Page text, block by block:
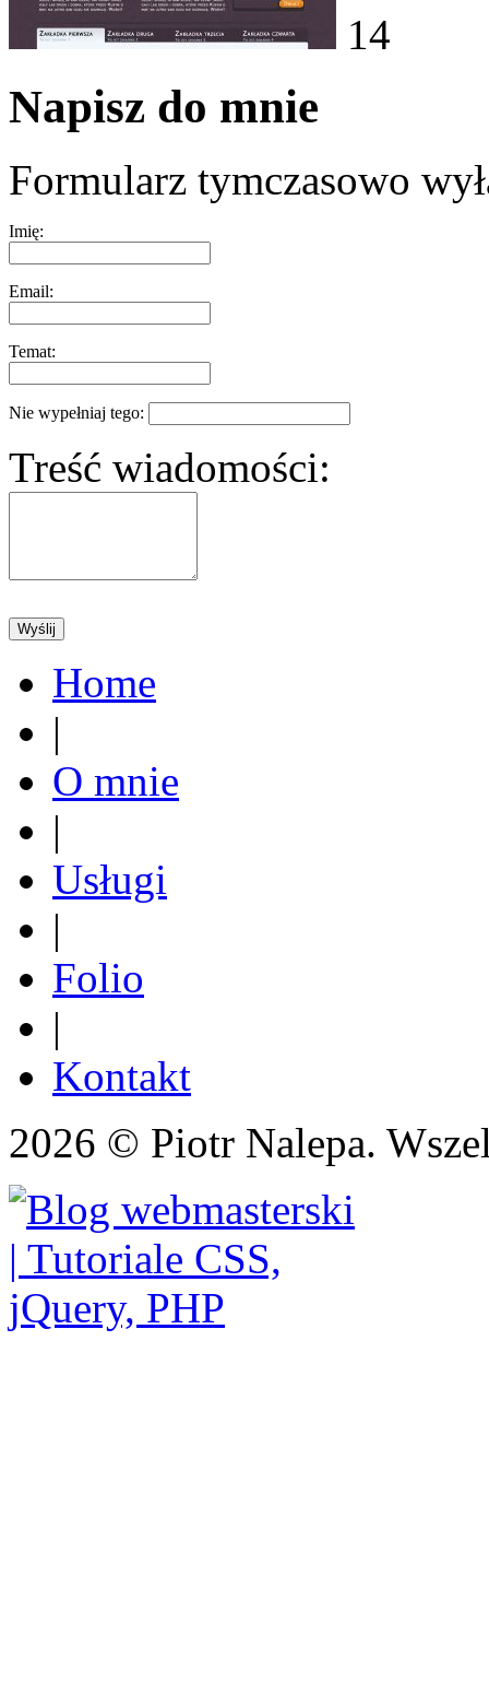
Napisz do mnie
Formularz tymczasowo
Imię:
Email:
Temat:
Nie wypełniaj tego:
Treść wiadomości:
Home
|
O mnie
|
Usługi
|
Folio
|
Kontakt
2026 © Piotr Nalepa.